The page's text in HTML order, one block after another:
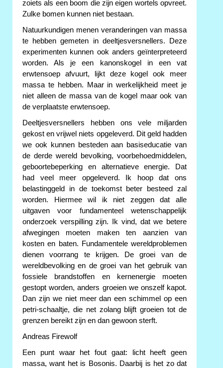
zoiets als een boom die zijn eigen wortels opvreet.
Zulke bomen kunnen niet bestaan.
Natuurkundigen menen veranderingen van massa
te hebben gemeten in deeltjesversnellers. Deze
experimenten kunnen ook anders geïnterpreteerd
worden. Als je een kanonskogel in een vat
erwtensoep afvuurt, lijkt deze kogel ook meer
massa te hebben. Maar in werkelijkheid meet je
niet alleen de massa van de kogel maar ook van
de verplaatste erwtensoep.
Deeltjesversnellers hebben ons vele miljarden
gekost en vrijwel niets opgeleverd. Dit geld hadden
we ook kunnen besteden aan basiseducatie van
de derde wereld bevolking, voorbehoedmiddelen,
geboortebeperking en alternatieve energie. Dat
had veel meer opgeleverd. Ik hoop dat ons
belastinggeld in de toekomst beter besteed zal
worden. Hiermee wil ik niet zeggen dat alle
uitgaven voor fundamenteel wetenschappelijk
onderzoek verspilling zijn. Ik vind, dat we betere
afwegingen moeten maken ten aanzien van
kosten en baten. Fundamentele wereldproblemen
dienen voorrang te krijgen. De groei van de
wereldbevolking en de groei van het gebruik van
fossiele brandstoffen en kernenergie moeten
gestopt worden, anders groeien we onszelf kapot.
Dan zijn we niet meer dan een schimmel op een
petri-schaaltje, die net zolang blijft groeien tot de
grenzen bereikt zijn en dan gewoon sterft.
Andreas Firewolf
Een punt waar het fout gaat: licht heeft geen
massa, want het is Bosonis. Daarbij is het zo dat